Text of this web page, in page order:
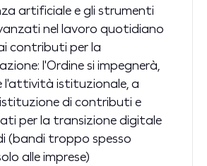
artificiale e gli strumenti
nel lavoro quotidiano
contributi per la
l'Ordine si impegnerà,
l'attività istituzionale, a
di contributi e
per la transizione digitale
(bandi troppo spesso
alle imprese)